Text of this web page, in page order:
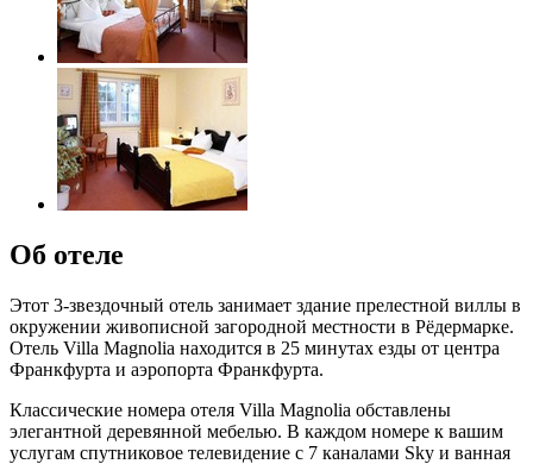
Об отеле
Этот 3-звездочный отель занимает здание прелестной виллы в
окружении живописной загородной местности в Рёдермарке.
Отель Villa Magnolia находится в 25 минутах езды от центра
Франкфурта и аэропорта Франкфурта.
Классические номера отеля Villa Magnolia обставлены
элегантной деревянной мебелью. В каждом номере к вашим
услугам спутниковое телевидение с 7 каналами Sky и ванная